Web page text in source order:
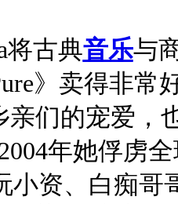
将古典音乐与
》卖得非常
亲们的宠爱，
年她俘虏
资、白痴哥